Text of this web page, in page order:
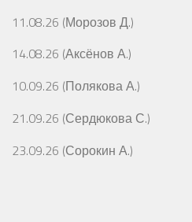
11.08.26 (Морозов Д.)
14.08.26 (Аксёнов А.)
10.09.26 (Полякова А.)
21.09.26 (Сердюкова С.)
23.09.26 (Сорокин А.)